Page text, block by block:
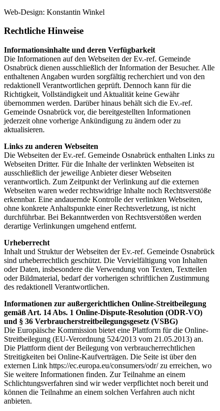
Web-Design: Konstantin Winkel
Rechtliche Hinweise
Informationsinhalte und deren Verfügbarkeit
Die Informationen auf den Webseiten der Ev.-ref. Gemeinde
Osnabrück dienen ausschließlich der Information der Besucher. Alle
enthaltenen Angaben wurden sorgfältig recherchiert und von den
redaktionell Verantwortlichen geprüft. Dennoch kann für die
Richtigkeit, Vollständigkeit und Aktualität keine Gewähr
übernommen werden. Darüber hinaus behält sich die Ev.-ref.
Gemeinde Osnabrück vor, die bereitgestellten Informationen
jederzeit ohne vorherige Ankündigung zu ändern oder zu
aktualisieren.
Links zu anderen Webseiten
Die Webseiten der Ev.-ref. Gemeinde Osnabrück enthalten Links zu
Webseiten Dritter. Für die Inhalte der verlinkten Webseiten ist
ausschließlich der jeweilige Anbieter dieser Webseiten
verantwortlich. Zum Zeitpunkt der Verlinkung auf die externen
Webseiten waren weder rechtswidrige Inhalte noch Rechtsverstöße
erkennbar. Eine andauernde Kontrolle der verlinkten Webseiten,
ohne konkrete Anhaltspunkte einer Rechtsverletzung, ist nicht
durchführbar. Bei Bekanntwerden von Rechtsverstößen werden
derartige Verlinkungen umgehend entfernt.
Urheberrecht
Inhalt und Struktur der Webseiten der Ev.-ref. Gemeinde Osnabrück
sind urheberrechtlich geschützt. Die Vervielfältigung von Inhalten
oder Daten, insbesondere die Verwendung von Texten, Textteilen
oder Bildmaterial, bedarf der vorherigen schriftlichen Zustimmung
des redaktionell Verantwortlichen.
Informationen zur außergerichtlichen Online-Streitbeilegung
gemäß Art. 14 Abs. 1 Online-Dispute-Resolution (ODR-VO)
und § 36 Verbraucherstreitbeilegungsgesetz (VSBG)
Die Europäische Kommission bietet eine Plattform für die Online-
Streitbeilegung (EU-Verordnung 524/2013 vom 21.05.2013) an.
Die Plattform dient der Beilegung von verbraucherrechtlichen
Streitigkeiten bei Online-Kaufverträgen. Die Seite ist über den
externen Link https://ec.europa.eu/consumers/odr/ zu erreichen, wo
Sie weitere Informationen finden. Zur Teilnahme an einem
Schlichtungsverfahren sind wir weder verpflichtet noch bereit und
können die Teilnahme an einem solchen Verfahren auch nicht
anbieten.